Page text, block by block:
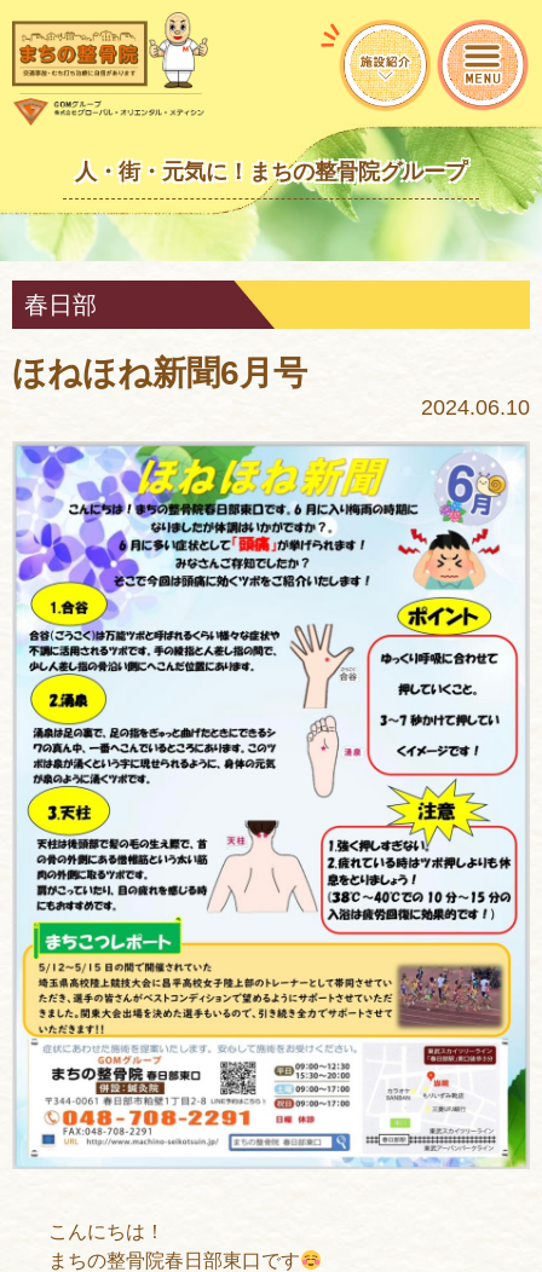
人・街・元気に！まちの整骨院グループ
春日部
ほねほね新聞6月号
2024.06.10
こんにちは！
まちの整骨院春日部東口です